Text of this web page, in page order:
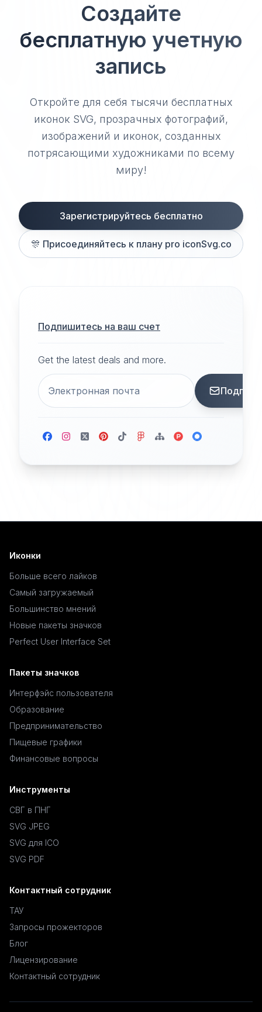
Создайте
бесплатную учетную
запись
Откройте для себя тысячи бесплатных
иконок SVG, прозрачных фотографий,
изображений и иконок, созданных
потрясающими художниками по всему
миру!
Зарегистрируйтесь бесплатно
🎊 Присоединяйтесь к плану pro iconSvg.co
Подпишитесь на ваш счет
Get the latest deals and more.
Иконки
Больше всего лайков
Самый загружаемый
Большинство мнений
Новые пакеты значков
Perfect User Interface Set
Пакеты значков
Интерфэйс пользователя
Образование
Предпринимательство
Пищевые графики
Финансовые вопросы
Инструменты
СВГ в ПНГ
SVG JPEG
SVG для ICO
SVG PDF
Контактный сотрудник
ТАУ
Запросы прожекторов
Блог
Лицензирование
Контактный сотрудник